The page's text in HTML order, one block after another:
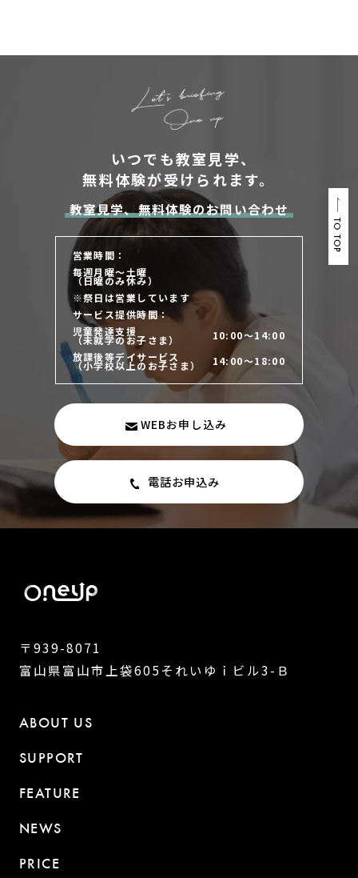
TO TOP
いつでも教室見学、
無料体験が受けられます。
教室見学、無料体験のお問い合わせ
営業時間：
毎週月曜～土曜
（日曜のみ休み）
※祭日は営業しています
サービス提供時間：
児童発達支援
（未就学のお子さま）
10:00～14:00
放課後等デイサービス
（小学校以上のお子さま） 14:00～18:00
WEBお申し込み
電話お申込み
〒939-8071
富山県富山市上袋605それいゆｉビル3-Ｂ
ABOUT US
SUPPORT
FEATURE
NEWS
PRICE